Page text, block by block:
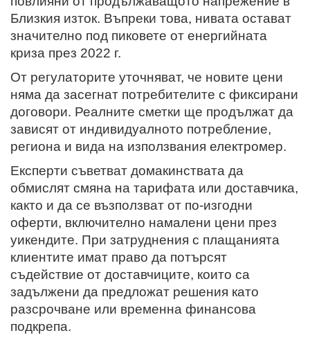
Близкия изток. Въпреки това, нивата остават
значително под пиковете от енергийната
криза през 2022 г.
От регулаторите уточняват, че новите цени
няма да засегнат потребителите с фиксирани
договори. Реалните сметки ще продължат да
зависят от индивидуалното потребление,
региона и вида на използвания електромер.
Експерти съветват домакинствата да
обмислят смяна на тарифата или доставчика,
както и да се възползват от по-изгодни
оферти, включително намалени цени през
уикендите. При затруднения с плащанията
клиентите имат право да потърсят
съдействие от доставчиците, които са
задължени да предложат решения като
разсрочване или временна финансова
подкрепа.